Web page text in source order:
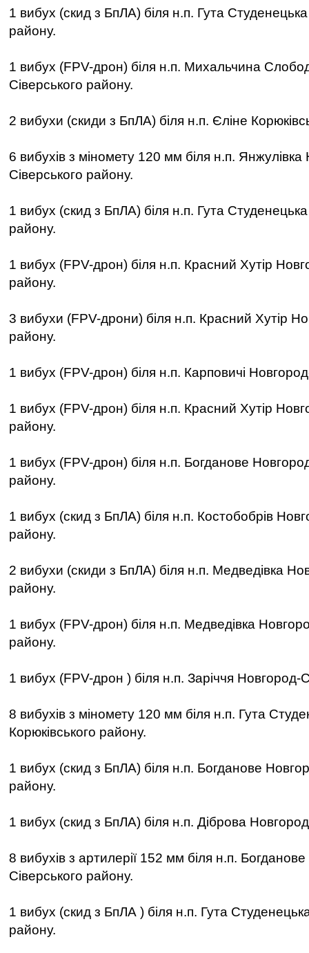
1 вибух (скид з БпЛА) біля н.п. Гута Студенецька
району.
1 вибух (FPV-дрон) біля н.п. Михальчина
Сіверського району.
2 вибухи (скиди з БпЛА) біля н.п. Єліне
6 вибухів з міномету 120 мм біля н.п. Янжулівка
Сіверського району.
1 вибух (скид з БпЛА) біля н.п. Гута Студенецька
району.
1 вибух (FPV-дрон) біля н.п. Красний Хутір
району.
3 вибухи (FPV-дрони) біля н.п. Красний Хутір
району.
1 вибух (FPV-дрон) біля н.п. Карповичі
1 вибух (FPV-дрон) біля н.п. Красний Хутір
району.
1 вибух (FPV-дрон) біля н.п. Богданове
району.
1 вибух (скид з БпЛА) біля н.п. Костобобрів
району.
2 вибухи (скиди з БпЛА) біля н.п. Медведівка
району.
1 вибух (FPV-дрон) біля н.п. Медведівка
району.
1 вибух (FPV-дрон ) біля н.п. Заріччя Новгород-
8 вибухів з міномету 120 мм біля н.п. Гута
Корюківського району.
1 вибух (скид з БпЛА) біля н.п. Богданове
району.
1 вибух (скид з БпЛА) біля н.п. Діброва
8 вибухів з артилерії 152 мм біля н.п.
Сіверського району.
1 вибух (скид з БпЛА ) біля н.п. Гута
району.